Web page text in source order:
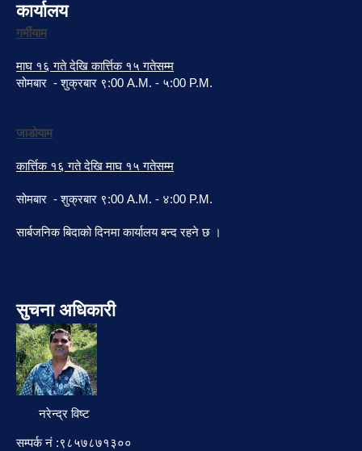
कार्यालय
गर्मीयाम
माघ १६ गते देखि कार्त्तिक १५ गतेसम्म
सोमबार - शुक्रबार ९:00 A.M. - ५:00 P.M.
जाडोयाम
कार्त्तिक १६ गते देखि माघ १५ गतेसम्म
सोमबार - शुक्रबार ९:00 A.M. - ४:00 P.M.
सार्बजनिक बिदाको दिनमा कार्यालय बन्द रहने छ ।
सुचना अधिकारी
नरेन्द्र विष्ट
सम्पर्क नं :९८५७८७१३००